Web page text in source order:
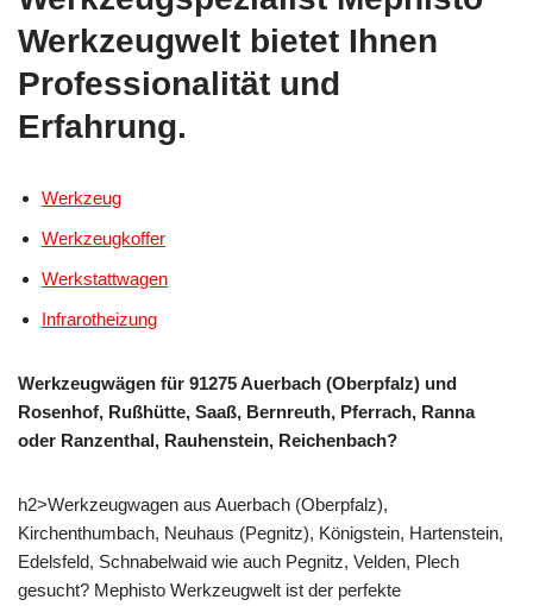
Werkzeugwelt bietet Ihnen
Professionalität und
Erfahrung.
Werkzeug
Werkzeugkoffer
Werkstattwagen
Infrarotheizung
Werkzeugwägen für 91275 Auerbach (Oberpfalz) und
Rosenhof, Rußhütte, Saaß, Bernreuth, Pferrach, Ranna
oder Ranzenthal, Rauhenstein, Reichenbach?
h2>Werkzeugwagen aus Auerbach (Oberpfalz),
Kirchenthumbach, Neuhaus (Pegnitz), Königstein, Hartenstein,
Edelsfeld, Schnabelwaid wie auch Pegnitz, Velden, Plech
gesucht? Mephisto Werkzeugwelt ist der perfekte